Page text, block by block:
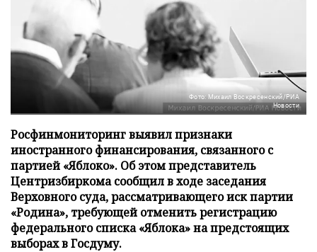
Фото: Михаил Воскресенский/РИА
Новости
Росфинмониторинг выявил признаки
иностранного финансирования, связанного с
партией «Яблоко». Об этом представитель
Центризбиркома сообщил в ходе заседания
Верховного суда, рассматривающего иск партии
«Родина», требующей отменить регистрацию
федерального списка «Яблока» на предстоящих
выборах в Госдуму.